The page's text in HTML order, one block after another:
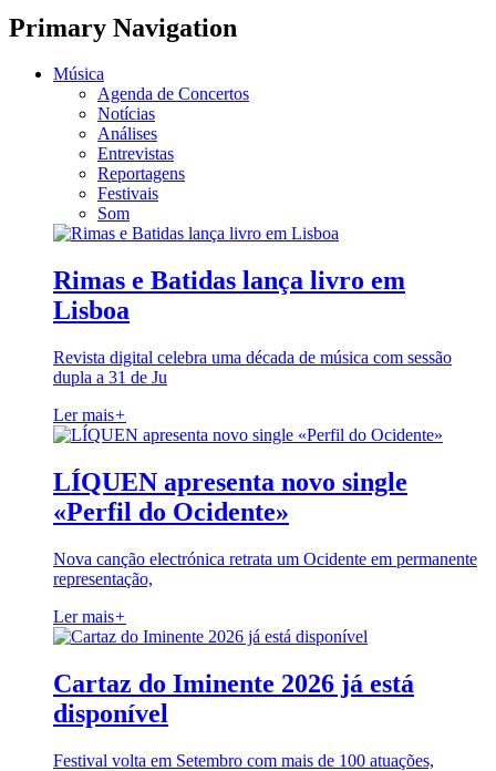
Primary Navigation
Música
Agenda de Concertos
Notícias
Análises
Entrevistas
Reportagens
Festivais
Som
Rimas e Batidas lança livro em
Lisboa
Revista digital celebra uma década de música com sessão
dupla a 31 de Ju
Ler mais+
LÍQUEN apresenta novo single
«Perfil do Ocidente»
Nova canção electrónica retrata um Ocidente em permanente
representação,
Ler mais+
Cartaz do Iminente 2026 já está
disponível
Festival volta em Setembro com mais de 100 atuações,